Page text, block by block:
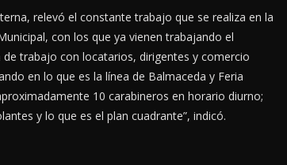
relevó el constante trabajo que se realiza en la
con los que ya vienen trabajando el
trabajo con locatarios, dirigentes y comercio
en lo que es la línea de Balmaceda y Feria
10 carabineros en horario diurno;
y lo que es el plan cuadrante”, indicó.